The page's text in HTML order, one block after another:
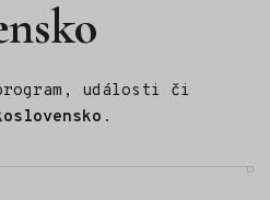
události či
.